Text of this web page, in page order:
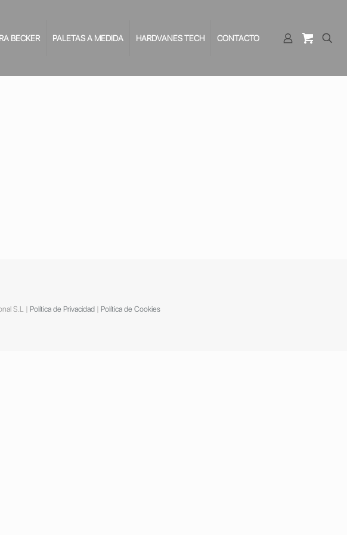
BECKER PALETAS A MEDIDA HARDVANES TECH CONTACTO
S.L | Política de Privacidad| Política de Cookies